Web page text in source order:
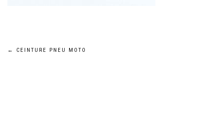
Navigation
← CEINTURE PNEU MOTO